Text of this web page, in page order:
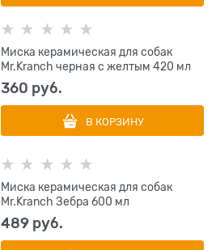
Миска керамическая для собак
Mr.Kranch черная с желтым 420 мл
360 руб.
В КОРЗИНУ
Миска керамическая для собак
Mr.Kranch Зебра 600 мл
489 руб.